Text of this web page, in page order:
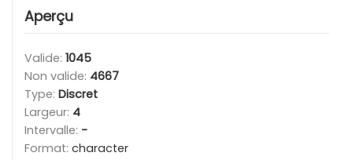
Aperçu
Valide: 1045
Non valide: 4667
Type: Discret
Largeur: 4
Intervalle: -
Format: character